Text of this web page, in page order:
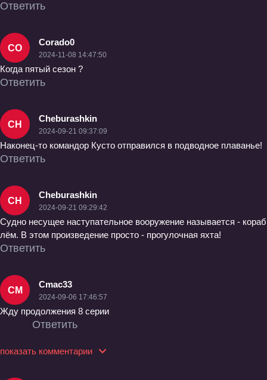
Ответить
CO
Corado0
2024-11-08 14:47:50
Когда пятый сезон ?
Ответить
CH
Cheburashkin
2024-09-21 09:37:09
Наконец-то командор Кусто отправился в подводное плаванье!
Ответить
CH
Cheburashkin
2024-09-21 09:29:42
Судно несущее наступательное вооружение называется - кораб
лём. В этом произведение просто - прогулочная яхта!
Ответить
CM
Cmac33
2024-09-06 17:46:57
Жду продолжения 8 серии
Ответить
показать комментарии